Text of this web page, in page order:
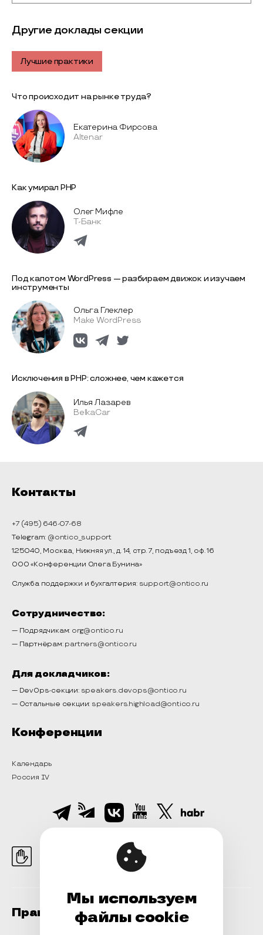
Другие доклады секции
Лучшие практики
Что происходит на рынке труда?
Екатерина Фирсова
Altenar
Как умирал PHP
Олег Мифле
Т-Банк
Под капотом WordPress — разбираем движок и изучаем
инструменты
Ольга Глеклер
Make WordPress
Исключения в PHP: сложнее, чем кажется
Илья Лазарев
BelkaCar
Контакты
+7 (495) 646-07-68
Telegram: @ontico_support
125040, Москва, Нижняя ул., д. 14, стр. 7, подъезд 1, оф. 16
ООО «Конференции Олега Бунина»
Служба поддержки и бухгалтерия: support@ontico.ru
Сотрудничество:
— Подрядчикам: org@ontico.ru
— Партнёрам: partners@ontico.ru
Для докладчиков:
— DevOps-секции: speakers.devops@ontico.ru
— Остальные секции: speakers.highload@ontico.ru
Конференции
Календарь
Россия IV
Нормы поведения
на конференции
Правовая информация
Мы используем
файлы cookie